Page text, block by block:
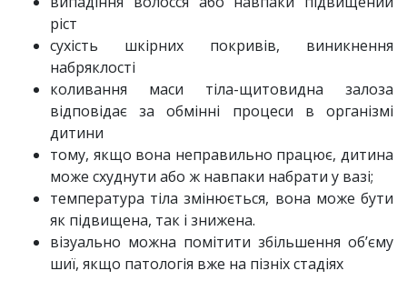
ріст
сухість шкірних покривів, виникнення
набряклості
коливання маси тіла-щитовидна залоза
відповідає за обмінні процеси в організмі
дитини
тому, якщо вона неправильно працює, дитина
може схуднути або ж навпаки набрати у вазі;
температура тіла змінюється, вона може бути
як підвищена, так і знижена.
візуально можна помітити збільшення об’єму
шиї, якщо патологія вже на пізніх стадіях